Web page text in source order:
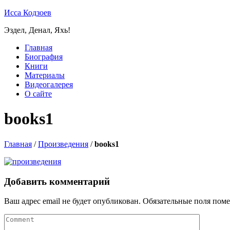
Исса Кодзоев
Эздел, Денал, Яхь!
Главная
Биография
Книги
Материалы
Видеогалерея
О сайте
books1
Главная /Произведения /books1
Добавить комментарий
Ваш адрес email не будет опубликован. Обязательные поля